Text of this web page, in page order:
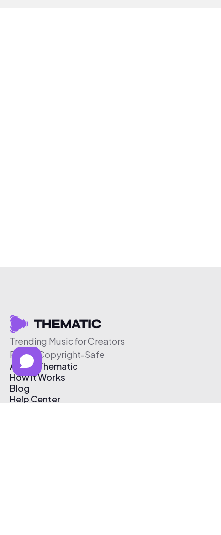
Trending Music for Creators
Free & Copyright-Safe
About Thematic
How It Works
Blog
Help Center